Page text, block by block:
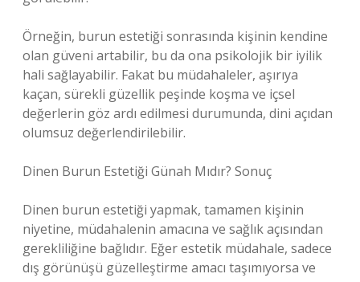
Örneğin, burun estetiği sonrasında kişinin kendine
olan güveni artabilir, bu da ona psikolojik bir iyilik
hali sağlayabilir. Fakat bu müdahaleler, aşırıya
kaçan, sürekli güzellik peşinde koşma ve içsel
değerlerin göz ardı edilmesi durumunda, dini açıdan
olumsuz değerlendirilebilir.
Dinen Burun Estetiği Günah Mıdır? Sonuç
Dinen burun estetiği yapmak, tamamen kişinin
niyetine, müdahalenin amacına ve sağlık açısından
gerekliliğine bağlıdır. Eğer estetik müdahale, sadece
dış görünüşü güzelleştirme amacı taşımıyorsa ve